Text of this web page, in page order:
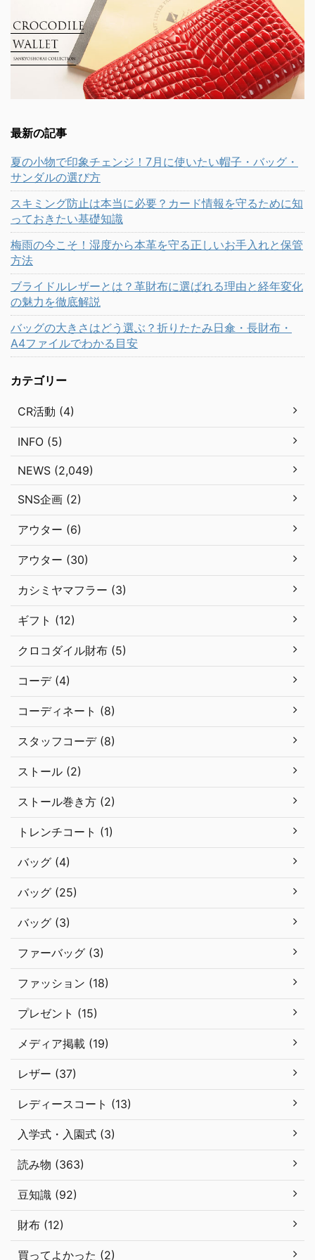
最新の記事
夏の小物で印象チェンジ！7月に使いたい帽子・バッグ・
サンダルの選び方
スキミング防止は本当に必要？カード情報を守るために知
っておきたい基礎知識
梅雨の今こそ！湿度から本革を守る正しいお手入れと保管
方法
ブライドルレザーとは？革財布に選ばれる理由と経年変化
の魅力を徹底解説
バッグの大きさはどう選ぶ？折りたたみ日傘・長財布・
A4ファイルでわかる目安
カテゴリー
CR活動 (4)
INFO (5)
NEWS (2,049)
SNS企画 (2)
アウター (6)
アウター (30)
カシミヤマフラー (3)
ギフト (12)
クロコダイル財布 (5)
コーデ (4)
コーディネート (8)
スタッフコーデ (8)
ストール (2)
ストール巻き方 (2)
トレンチコート (1)
バッグ (4)
バッグ (25)
バッグ (3)
ファーバッグ (3)
ファッション (18)
プレゼント (15)
メディア掲載 (19)
レザー (37)
レディースコート (13)
入学式・入園式 (3)
読み物 (363)
豆知識 (92)
財布 (12)
買ってよかった (2)